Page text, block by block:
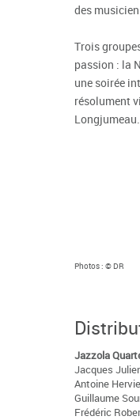
des
Trois
passion : la
une soirée
résolument
Longjumeau.
Photos : © DR
Jazzola
Jacques
Antoine
Guillaume
Frédéric